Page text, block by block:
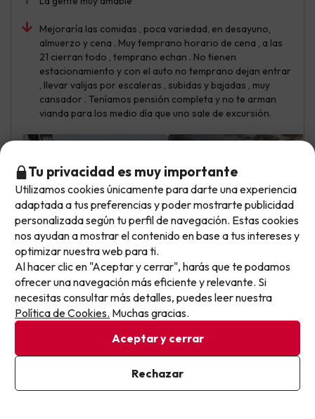
Mejoraría las comidas , poca variedad, en desayuno,
almuerzo y cena . Muy temprano horario de cena , a las
21 cierran todo , temprano echan . No tienen
estacionamiento y con el auto no temprano dejan entrar
, llevar valijas por escaleras , subidas y bajadas , muy
cansador . Teníamos pensión completa y no te arman
vianda para los medio día que uno sale de excursión.
Itziar Viajó en familia
Septiembre 2025
La piscina
No llegas tarde: llegas al siguiente.
Este chollo ya ha caducado, pero cada día lanzamos
nuevas oportunidades para viajar mejor y pagar
menos.
Apúntate y que el próximo no se te escape.
Pon tu mejor e-mail
Ya estoy suscrito
Al suscribirte, confirmas haber leído y estar de acuerdo con la
Tu privacidad es muy importante
Utilizamos cookies únicamente para darte una experiencia
adaptada a tus preferencias y poder mostrarte publicidad
personalizada según tu perfil de navegación. Estas cookies
nos ayudan a mostrar el contenido en base a tus intereses y
optimizar nuestra web para ti.
Al hacer clic en "Aceptar y cerrar", harás que te podamos
ofrecer una navegación más eficiente y relevante. Si
necesitas consultar más detalles, puedes leer nuestra
Política de Cookies. Muchas gracias.
Aceptar y cerrar
Rechazar